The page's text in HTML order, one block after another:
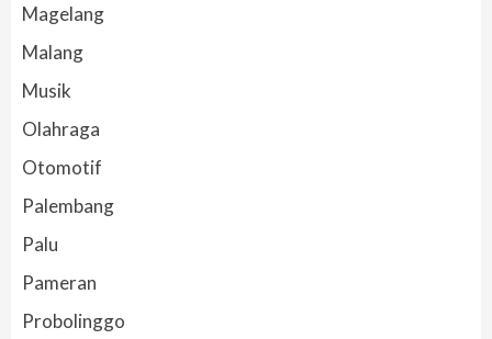
Magelang
Malang
Musik
Olahraga
Otomotif
Palembang
Palu
Pameran
Probolinggo